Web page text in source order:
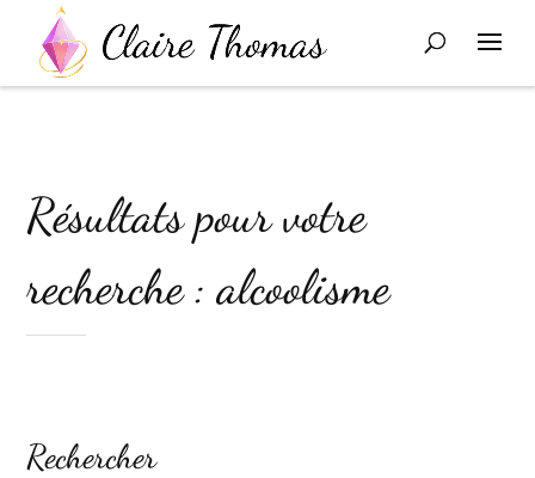
Résultats pour votre
recherche : alcoolisme
Rechercher